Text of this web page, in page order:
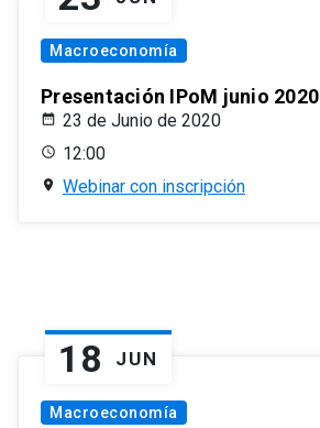
Macroeconomía
Presentación IPoM junio 2020
23 de Junio de 2020
12:00
Webinar con inscripción
18 JUN
Macroeconomía